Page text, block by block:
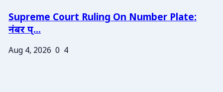
Supreme Court Ruling On Number Plate:
नंबर प्...
Aug 4, 2026 0 4